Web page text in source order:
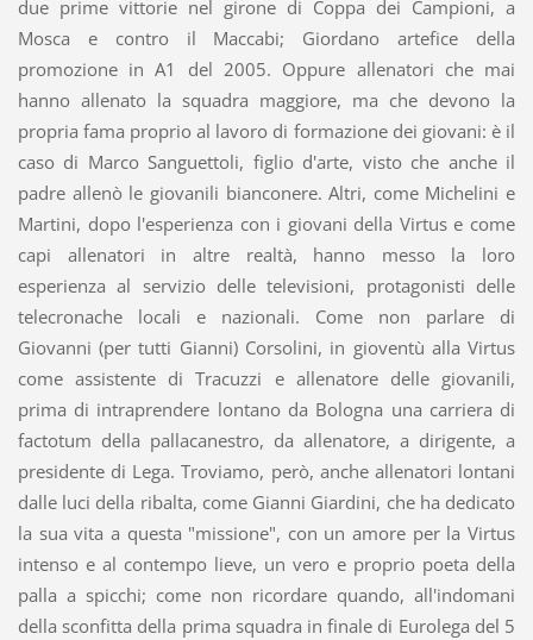
due prime vittorie nel girone di Coppa dei Campioni, a
Mosca e contro il Maccabi; Giordano artefice della
promozione in A1 del 2005. Oppure allenatori che mai
hanno allenato la squadra maggiore, ma che devono la
propria fama proprio al lavoro di formazione dei giovani: è il
caso di Marco Sanguettoli, figlio d'arte, visto che anche il
padre allenò le giovanili bianconere. Altri, come Michelini e
Martini, dopo l'esperienza con i giovani della Virtus e come
capi allenatori in altre realtà, hanno messo la loro
esperienza al servizio delle televisioni, protagonisti delle
telecronache locali e nazionali. Come non parlare di
Giovanni (per tutti Gianni) Corsolini, in gioventù alla Virtus
come assistente di Tracuzzi e allenatore delle giovanili,
prima di intraprendere lontano da Bologna una carriera di
factotum della pallacanestro, da allenatore, a dirigente, a
presidente di Lega. Troviamo, però, anche allenatori lontani
dalle luci della ribalta, come Gianni Giardini, che ha dedicato
la sua vita a questa "missione", con un amore per la Virtus
intenso e al contempo lieve, un vero e proprio poeta della
palla a spicchi; come non ricordare quando, all'indomani
della sconfitta della prima squadra in finale di Eurolega del 5